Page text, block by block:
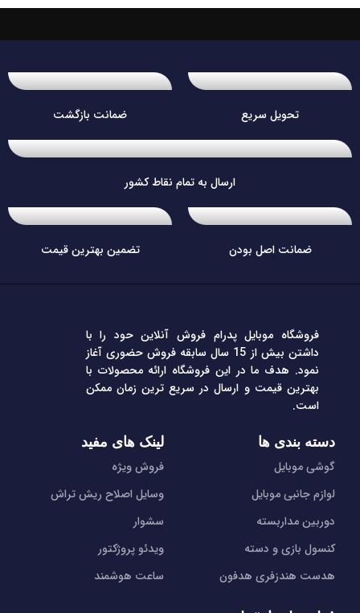
تحویل سریع ضمانت بازگشت
ارسال به تمام نقاط کشور
ضمانت اصل بودن تضمین بهترین قیمت
فروشگاه موبایل پدرام فروش آنلاین حود را با
داشتن بیش از 15 سال سابقه فروش حضوری آغاز
نمود. هدف ما در این فروشگاه ارائه محصولات با
بهترین قیمت و ارسال در سریع ترین زمان ممکن
است.
دسته بندی ها
گوشی موبایل
لوازم جانبی موبایل
دوربین مداربسته
کنسول بازی و دسته
هدست هندزفری هدفون
لینک های مفید
فروش ویژه
وسایل اصلاح ریش تراش
سشوار
ویدئو پروژکتور
ساعت هوشمند